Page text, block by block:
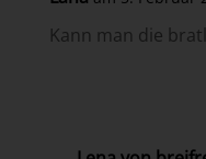
Kann man die